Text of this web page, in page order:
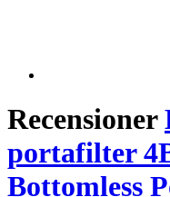
Recensioner
portafilter
Bottomless